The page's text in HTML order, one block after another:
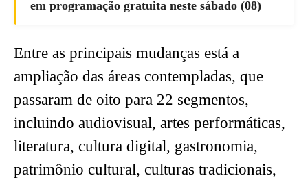
em programação gratuita neste sábado (08)
Entre as principais mudanças está a
ampliação das áreas contempladas, que
passaram de oito para 22 segmentos,
incluindo audiovisual, artes performáticas,
literatura, cultura digital, gastronomia,
patrimônio cultural, culturas tradicionais,